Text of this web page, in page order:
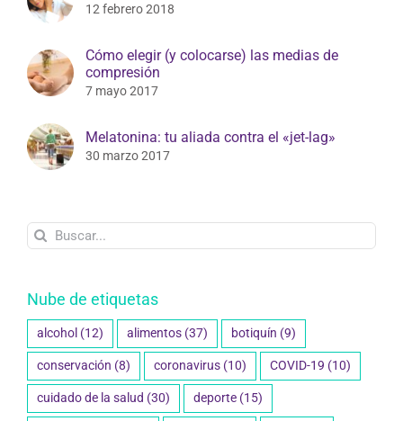
12 febrero 2018
Cómo elegir (y colocarse) las medias de
compresión
7 mayo 2017
Melatonina: tu aliada contra el «jet-lag»
30 marzo 2017
Buscar:
Nube de etiquetas
alcohol (12) alimentos (37) botiquín (9)
conservación (8) coronavirus (10) COVID-19 (10)
cuidado de la salud (30) deporte (15)